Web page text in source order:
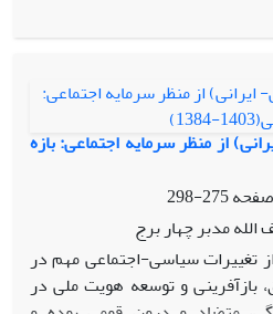
وارد فاز تجزیه‌وتحلیل با نرم‌افزار Excell و Maxqda 2022 شدند.
الگوی مرجع اجتماعی،
مشارکتی (عوامل اجتماعی)؛
سبک زندگی اسلامی-ایرانی،
رسانه‌ای (عوامل فرهنگی)،
سرمایه سیاسی، حکمرانی
انگیزه و محرک درونی،
روانی)، میزان سرمایه
اقتصادی) و تحصیلات، نوع
از منظر سرمایه اجتماعی: بازه
275-298
مدبر چهار برج
تغییرات سیاسی-اجتماعی مهم در
بازآفرینی و توسعه هویت ملی در